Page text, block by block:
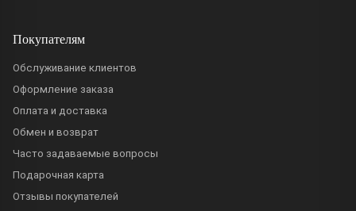
Покупателям
Обслуживание клиентов
Оформление заказа
Оплата и доставка
Обмен и возврат
Часто задаваемые вопросы
Подарочная карта
Отзывы покупателей